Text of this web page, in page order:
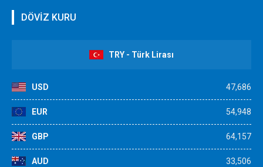
DÖVİZ KURU
TRY - Türk Lirası
USD 47,686
EUR 54,948
GBP 64,157
AUD 33,506